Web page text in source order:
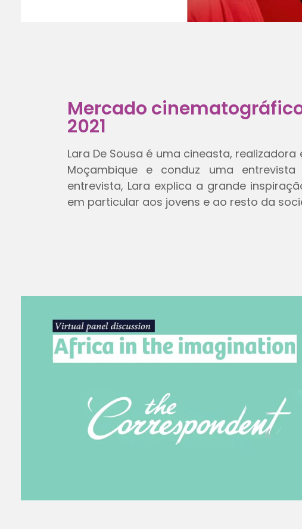
Mercado
2021
Lara De Sousa é uma cineasta,
Moçambique e conduz uma
entrevista, Lara explica a grande
em particular aos jovens e ao resto da